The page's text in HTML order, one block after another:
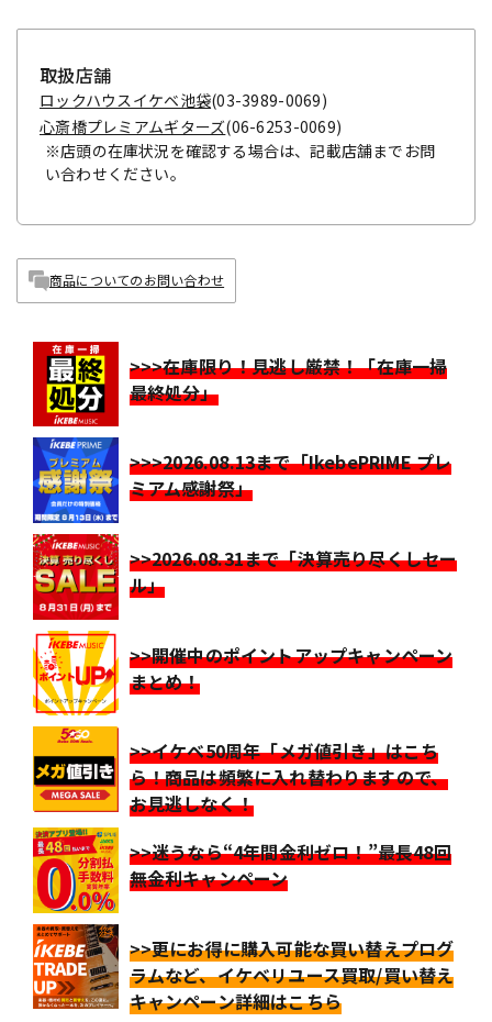
取扱店舗
ロックハウスイケベ池袋(03-3989-0069)
心斎橋プレミアムギターズ(06-6253-0069)
※店頭の在庫状況を確認する場合は、記載店舗までお問
い合わせください。
商品についてのお問い合わせ
>>>在庫限り！見逃し厳禁！「在庫一掃
最終処分」
>>>2026.08.13まで「IkebePRIME プレ
ミアム感謝祭」
>>2026.08.31まで「決算売り尽くしセー
ル」
>>開催中のポイントアップキャンペーン
まとめ！
>>イケベ50周年「メガ値引き」はこち
ら！商品は頻繁に入れ替わりますので、
お見逃しなく！
>>迷うなら“4年間金利ゼロ！”最長48回
無金利キャンペーン
>>更にお得に購入可能な買い替えプログ
ラムなど、イケベリユース買取/買い替え
キャンペーン詳細はこちら